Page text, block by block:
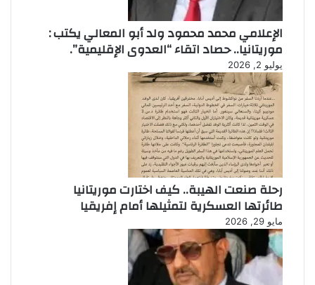
الإعلامي محمد محمود ولد أبو المعالي يكتب :
موريتانيا.. حصاد اتقاء “العدوى الإقليمية”.
يوليو 2, 2026
رحلة صنعت الهيبة.. كيف اختارت موريتانيا
طائرتها العسكرية لتمثيلها أمام إفريقيا
مايو 29, 2026